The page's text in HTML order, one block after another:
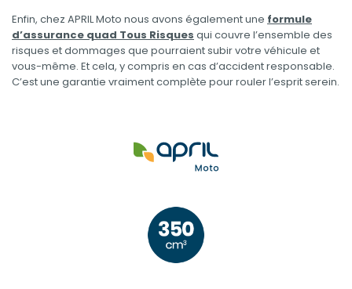
Enfin, chez APRIL Moto nous avons également une formule
d’assurance quad Tous Risques qui couvre l’ensemble des
risques et dommages que pourraient subir votre véhicule et
vous-même. Et cela, y compris en cas d’accident responsable.
C’est une garantie vraiment complète pour rouler l’esprit serein.